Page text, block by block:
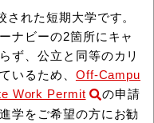
れた短期大学です。
ナビーの2箇所にキャ
ず、公立と同等のカリ
いるため、 Off-Campu
Work Permit
の申請
学をご希望の方にお勧